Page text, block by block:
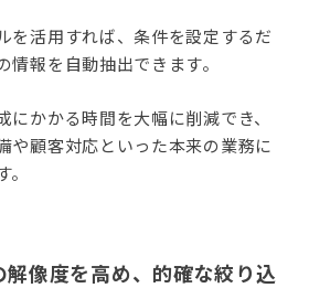
を活用すれば、条件を設定するだ
情報を自動抽出できます。
にかかる時間を大幅に削減でき、
や顧客対応といった本来の業務に
像度を高め、的確な絞り込